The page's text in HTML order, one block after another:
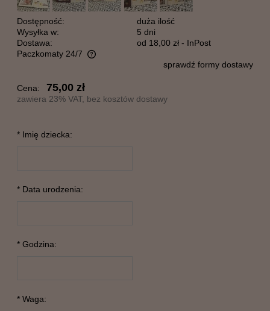
Dostępność:
duża ilość
Wysyłka w:
5 dni
Dostawa:
od 18,00 zł - InPost
Paczkomaty 24/7
Cena nie zawiera ewentualnych kosztów płatnościsprawdź formy dostawy
Cena: 75,00 zł
zawiera 23% VAT, bez kosztów dostawy
* Imię dziecka:
* Data urodzenia:
* Godzina:
* Waga: